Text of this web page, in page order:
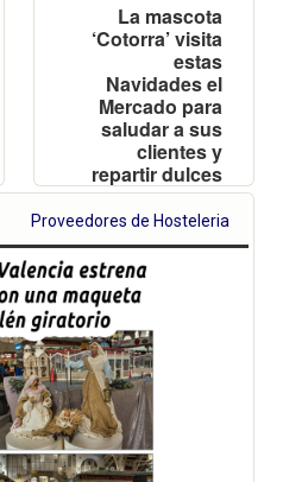
La mascota
‘Cotorra’ visita
estas
Navidades el
Mercado para
saludar a sus
clientes y
repartir dulces
a los niños
Proveedores de Hosteleria